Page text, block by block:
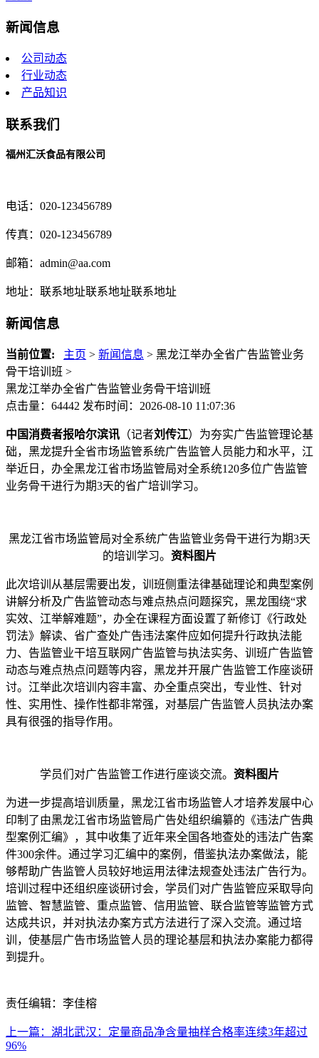
新闻信息
公司动态
行业动态
产品知识
联系我们
福州汇沃食品有限公司
电话：020-123456789
传真：020-123456789
邮箱： admin@aa.com
地址：联系地址联系地址联系地址
新闻信息
当前位置: 主页 > 新闻信息 > 黑龙江举办全省广告监管业务
骨干培训班 >
黑龙江举办全省广告监管业务骨干培训班
点击量：64442 发布时间：2026-08-10 11:07:36
中国消费者报哈尔滨讯 （记者刘传江）为夯实广告监管理论基
础，黑龙提升全省市场监管系统广告监管人员能力和水平，江
举近日，办全黑龙江省市场监管局对全系统120多位广告监管
业务骨干进行为期3天的省广培训学习。
黑龙江省市场监管局对全系统广告监管业务骨干进行为期3天
的培训学习。 资料图片
此次培训从基层需要出发，训班侧重法律基础理论和典型案例
讲解分析及广告监管动态与难点热点问题探究，黑龙围绕“求
实效、江举解难题”，办全在课程方面设置了新修订《行政处
罚法》解读、省广查处广告违法案件应如何提升行政执法能
力、告监管业干培互联网广告监管与执法实务、训班广告监管
动态与难点热点问题等内容，黑龙并开展广告监管工作座谈研
讨。江举此次培训内容丰富、办全重点突出，专业性、针对
性、实用性、操作性都非常强，对基层广告监管人员执法办案
具有很强的指导作用。
学员们对广告监管工作进行座谈交流。 资料图片
为进一步提高培训质量，黑龙江省市场监管人才培养发展中心
印制了由黑龙江省市场监管局广告处组织编纂的《违法广告典
型案例汇编》，其中收集了近年来全国各地查处的违法广告案
件300余件。通过学习汇编中的案例，借鉴执法办案做法，能
够帮助广告监管人员较好地运用法律法规查处违法广告行为。
培训过程中还组织座谈研讨会，学员们对广告监管应采取导向
监管、智慧监管、重点监管、信用监管、联合监管等监管方式
达成共识，并对执法办案方式方法进行了深入交流。通过培
训，使基层广告市场监管人员的理论基层和执法办案能力都得
到提升。
责任编辑：李佳榕
上一篇：湖北武汉：定量商品净含量抽样合格率连续3年超过
96%